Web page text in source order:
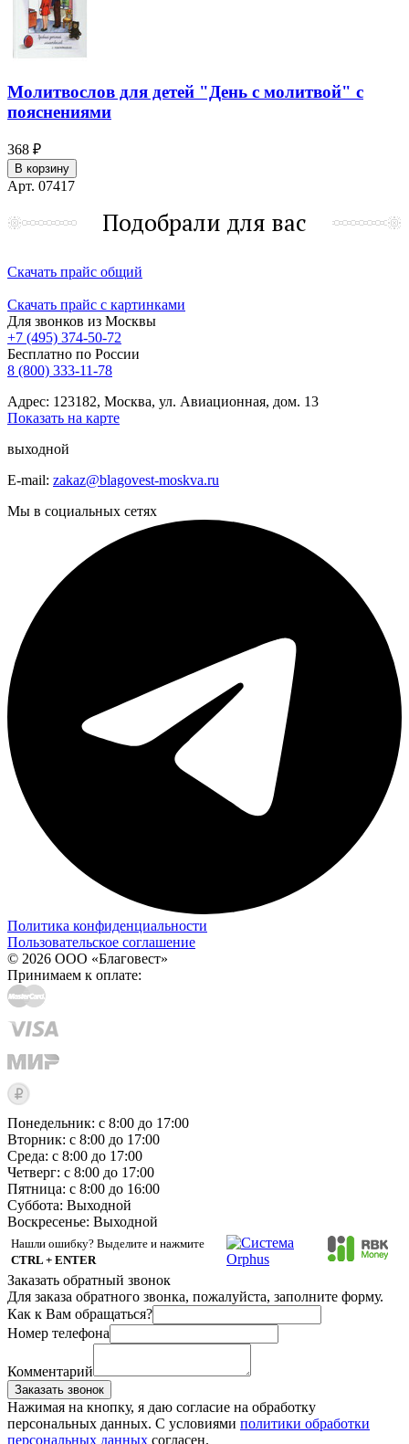
Молитвослов для детей "День с молитвой" с
пояснениями
368 ₽
В корзину
Арт. 07417
Подобрали для вас
Скачать прайс общий
Скачать прайс с картинками
Для звонков из Москвы
+7 (495) 374-50-72
Бесплатно по России
8 (800) 333-11-78
Адрес: 123182, Москва, ул. Авиационная, дом. 13
Показать на карте
выходной
E-mail: zakaz@blagovest-moskva.ru
Мы в социальных сетях
Политика конфиденциальности
Пользовательское соглашение
© 2026 ООО «Благовест»
Принимаем к оплате:
Понедельник: с 8:00 до 17:00
Вторник: с 8:00 до 17:00
Среда: с 8:00 до 17:00
Четверг: с 8:00 до 17:00
Пятница: с 8:00 до 16:00
Суббота: Выходной
Воскресенье: Выходной
Нашли ошибку? Выделите и нажмите
CTRL + ENTER
Заказать обратный звонок
Для заказа обратного звонка, пожалуйста, заполните форму.
Как к Вам обращаться?
Номер телефона
Комментарий
Заказать звонок
Нажимая на кнопку, я даю согласие на обработку
персональных данных. С условиями политики обработки
персональных данных согласен.